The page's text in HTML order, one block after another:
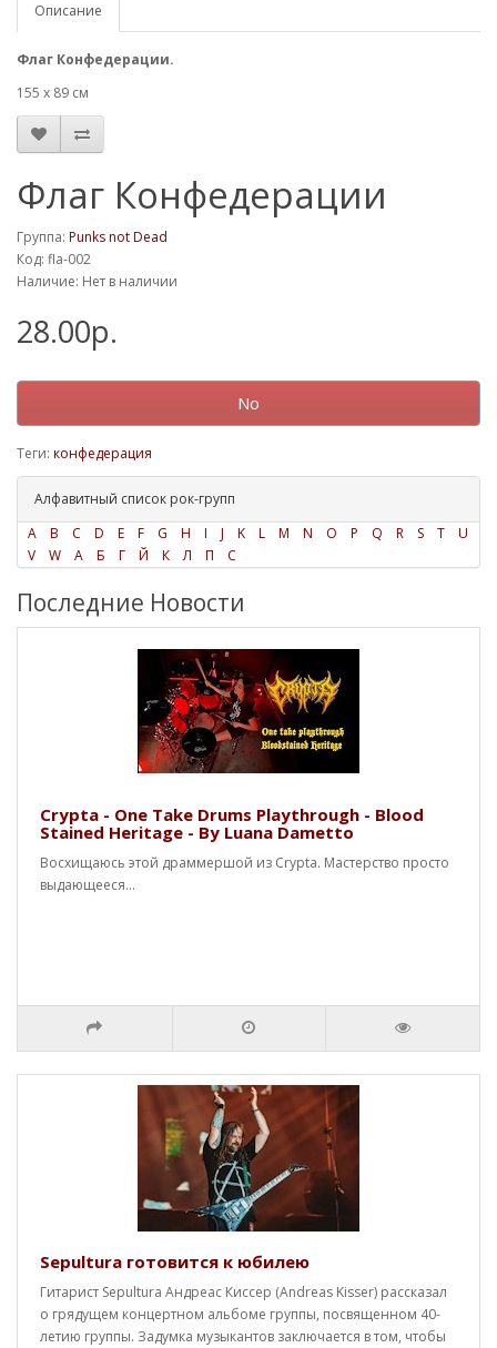
Описание
Флаг Конфедерации.
155 х 89 см
Флаг Конфедерации
Группа: Punks not Dead
Код: fla-002
Наличие: Нет в наличии
28.00р.
No
Теги: конфедерация
Алфавитный список рок-групп
A
B C D E F G H I J K L M N O P Q R S T
U
V
W А Б Г Й К Л П С
Последние Новости
Crypta - One Take Drums Playthrough - Blood
Stained Heritage - By Luana Dametto
Восхищаюсь этой драммершой из Crypta. Мастерство просто
выдающееся...
Sepultura готовится к юбилею
Гитарист Sepultura Андреас Киссер (Andreas Kisser) рассказал
о грядущем концертном альбоме группы, посвященном 40-
летию группы. Задумка музыкантов заключается в том, чтобы